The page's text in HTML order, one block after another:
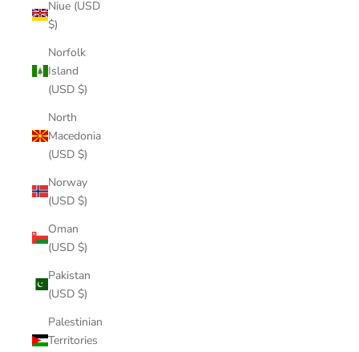
Niue (USD
$)
Norfolk
Island
(USD $)
North
Macedonia
(USD $)
Norway
(USD $)
Oman
(USD $)
Pakistan
(USD $)
Palestinian
Territories